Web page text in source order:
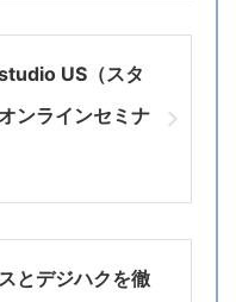
studio US（スタ
ンラインセミナ
とデジハクを徹